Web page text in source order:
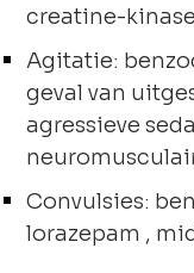
creatine-
Agitatie:
geval van
agressieve
Convulsies:
lorazepam ,